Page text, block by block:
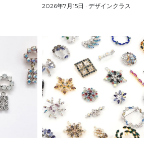
2026年7月15日 · デザインクラス